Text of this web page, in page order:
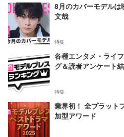
8月のカバーモデル
文哉
特集
各種エンタメ・ライ
グ＆読者アンケート
特集
業界初！ 全プラット
加型アワード